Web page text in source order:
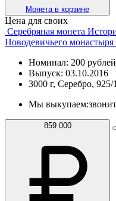
Монета в корзине
Цена для своих
Серебряная монета
Новодевичьего
Номинал: 200 рублей
Выпуск: 03.10.2016
3000 г, Серебро, 925/
Мы выкупаем:
859 000